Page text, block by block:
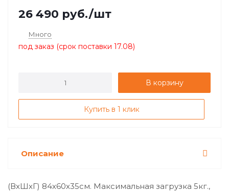
26 490 руб./шт
Много
под заказ (срок поставки 17.08)
В корзину
Купить в 1 клик
Описание
(ВхШхГ) 84х60х35см. Максимальная загрузка 5кг.,